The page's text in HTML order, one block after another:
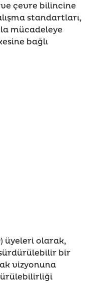
çevre bilincine
standartları,
mücadeleye
bağlı
üyeleri olarak,
bir
vizyonuna